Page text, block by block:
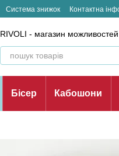
Система знижок Контактна
RIVOLI - магазин можливостей
Бісер Кабошони